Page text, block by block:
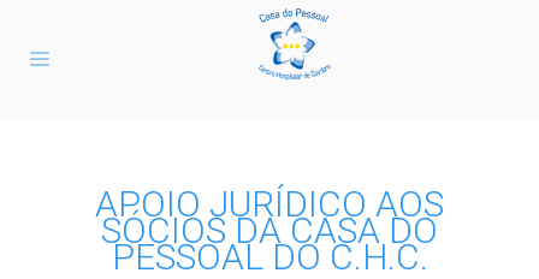
APOIO JURÍDICO AOS
SÓCIOS DA CASA DO
PESSOAL DO C.H.C.